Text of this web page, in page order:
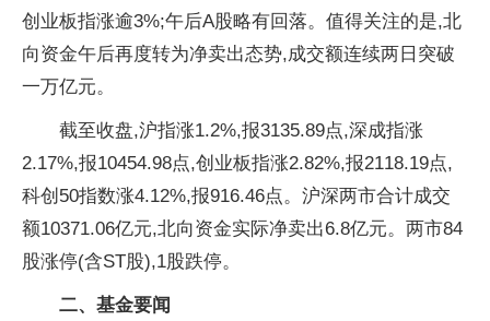
创业板指涨逾3%;午后A股略有回落。值得关注的是,北
向资金午后再度转为净卖出态势,成交额连续两日突破
一万亿元。
截至收盘,沪指涨1.2%,报3135.89点,深成指涨
2.17%,报10454.98点,创业板指涨2.82%,报2118.19点,
科创50指数涨4.12%,报916.46点。沪深两市合计成交
额10371.06亿元,北向资金实际净卖出6.8亿元。两市84
股涨停(含ST股),1股跌停。
二、基金要闻